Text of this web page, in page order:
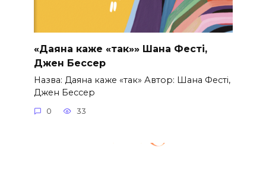
«Даяна каже «так»» Шана Фесті,
Джен Бессер
Назва: Даяна каже «так» Автор: Шана Фесті,
Джен Бессер
0 33